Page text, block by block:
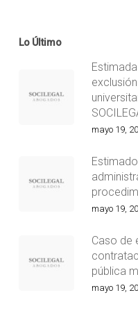
Lo Último
mayo 19,
mayo 19,
Caso de
pública
mayo 19,